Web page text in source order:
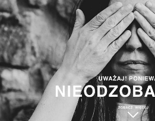
Przejdź
do
treści